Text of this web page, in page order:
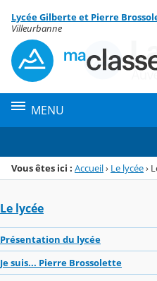
Menu de la rubrique
Contenu
Lycée Gilberte et Pierre
Villeurbanne
MENU
Vous êtes ici : Accueil› Le lycée›
Le lycée
Présentation du lycée
Je suis... Pierre Brossolette